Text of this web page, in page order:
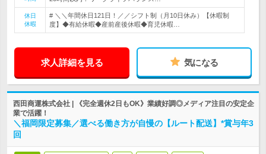
休日
休暇
# ＼＼年間休日121日！／／シフト制（月10日休み）【休暇制
度】◆有給休暇◆産前産後休暇◆育児休暇…
求人詳細を見る 気になる
西田商運株式会社 | 《完全週休2日もOK》業績好調◎メディア注目の安定企
業で活躍！
＼福岡限定募集／選べる働き方が自慢の【ルート配送】*賞与年3
回